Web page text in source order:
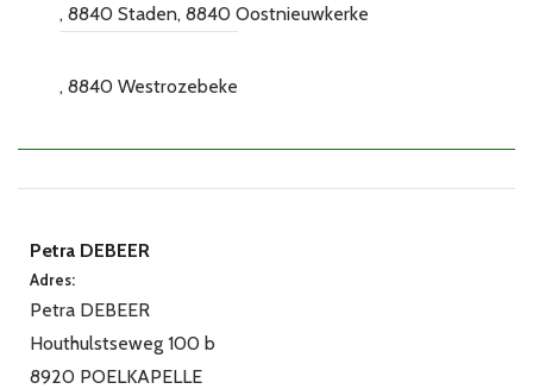
8840 Staden 8840 Oostnieuwkerke
8840 Westrozebeke
Petra DEBEER
Adres:
Petra DEBEER
Houthulstseweg 100 b
8920 POELKAPELLE